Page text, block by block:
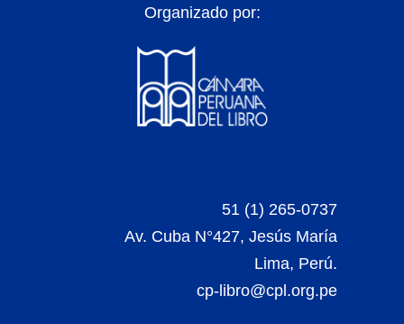
Organizado por:
51 (1) 265-0737
Av. Cuba N°427, Jesús María
Lima, Perú.
cp-libro@cpl.org.pe